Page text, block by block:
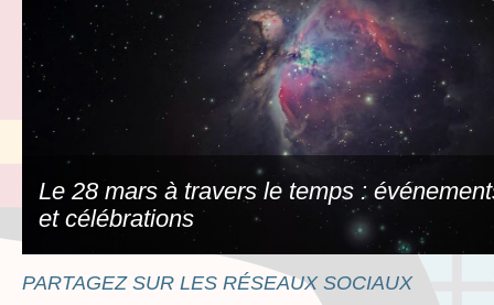
Le 28 mars à travers le temps :
et célébrations
PARTAGEZ SUR LES RÉSEAUX SOCIAUX